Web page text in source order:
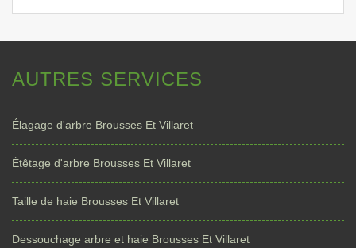
AUTRES SERVICES
Élagage d'arbre Brousses Et Villaret
Étêtage d'arbre Brousses Et Villaret
Taille de haie Brousses Et Villaret
Dessouchage arbre et haie Brousses Et Villaret